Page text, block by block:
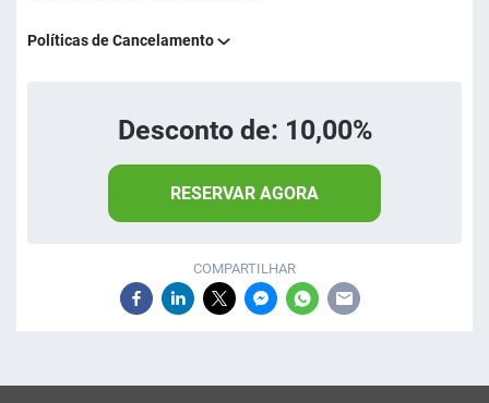
Políticas de Cancelamento
Desconto de: 10,00%
RESERVAR AGORA
COMPARTILHAR